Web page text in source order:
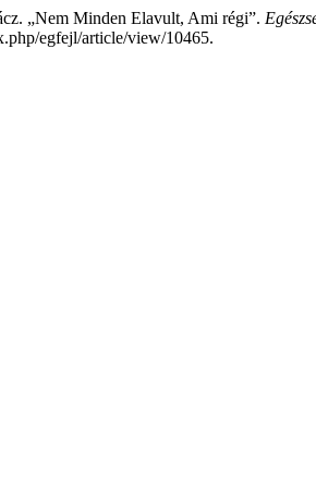
„Nem Minden Elavult, Ami régi”.
egfejl/article/view/10465.